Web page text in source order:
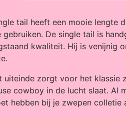
tail heeft een mooie lengte
gebruiken. De single tail is
kwaliteit. Hij is venijnig
uiteinde zorgt voor het klassie
cowboy in de lucht slaat. Al
hebben bij je zwepen colletie